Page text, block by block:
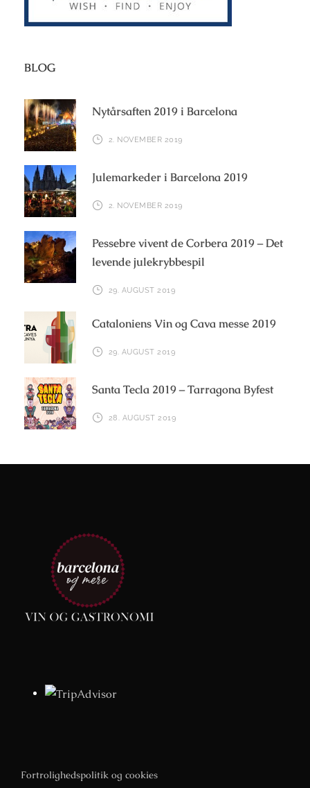
BLOG
Nytårsaften 2019 i Barcelona
2. NOVEMBER 2019
Julemarkeder i Barcelona 2019
2. NOVEMBER 2019
Pessebre vivent de Corbera 2019 – Det
levende julekrybbespil
29. AUGUST 2019
Cataloniens Vin og Cava messe 2019
29. AUGUST 2019
Santa Tecla 2019 – Tarragona Byfest
28. AUGUST 2019
Fortrolighedspolitik og cookies